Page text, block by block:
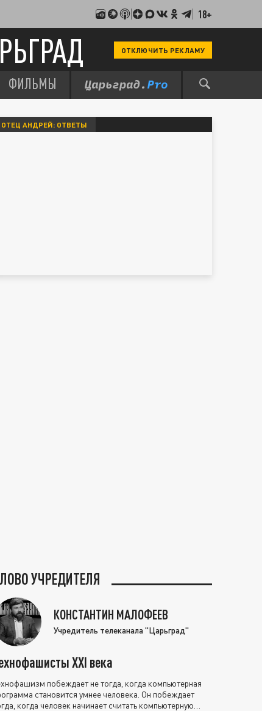
18+
ОТКЛЮЧИТЬ РЕКЛАМУ
ФИЛЬМЫ
ОТЕЦ АНДРЕЙ: ОТВЕТЫ
УЧРЕДИТЕЛЯ
КОНСТАНТИН МАЛОФЕЕВ
Учредитель телеканала "Царьград"
XXI века
побеждает не тогда, когда компьютерная
становится умнее человека. Он побеждает
когда человек начинает считать компьютерную